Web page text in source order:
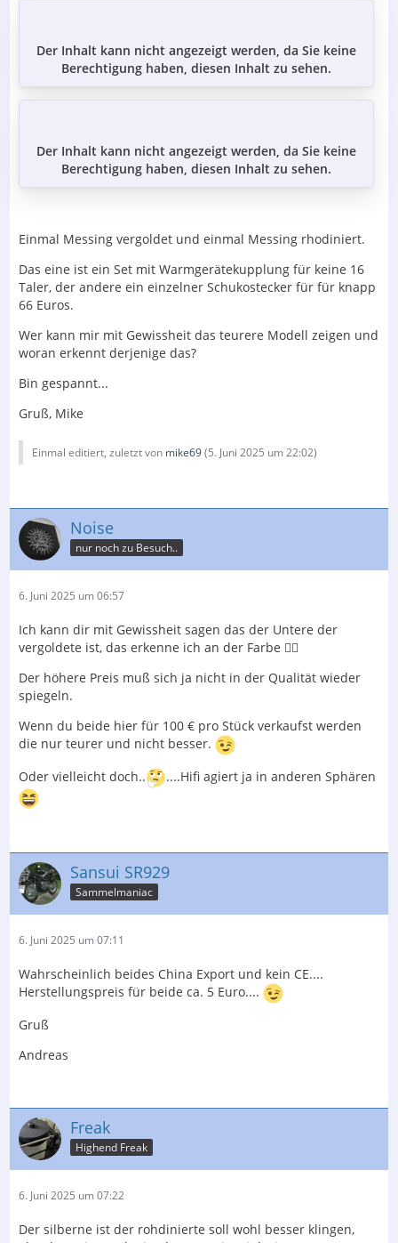
Der Inhalt kann nicht angezeigt werden, da Sie keine
Berechtigung haben, diesen Inhalt zu sehen.
Der Inhalt kann nicht angezeigt werden, da Sie keine
Berechtigung haben, diesen Inhalt zu sehen.
Einmal Messing vergoldet und einmal Messing rhodiniert.
Das eine ist ein Set mit Warmgerätekupplung für keine 16
Taler, der andere ein einzelner Schukostecker für für knapp
66 Euros.
Wer kann mir mit Gewissheit das teurere Modell zeigen und
woran erkennt derjenige das?
Bin gespannt...
Gruß, Mike
Einmal editiert, zuletzt von mike69(5. Juni 2025 um 22:02)
Noise
nur noch zu Besuch..
6. Juni 2025 um 06:57
Ich kann dir mit Gewissheit sagen das der Untere der
vergoldete ist, das erkenne ich an der Farbe ☝🏻
Der höhere Preis muß sich ja nicht in der Qualität wieder
spiegeln.
Wenn du beide hier für 100 € pro Stück verkaufst werden
die nur teurer und nicht besser.
Oder vielleicht doch..
....Hifi agiert ja in anderen Sphären
Sansui SR929
Sammelmaniac
6. Juni 2025 um 07:11
Wahrscheinlich beides China Export und kein CE....
Herstellungspreis für beide ca. 5 Euro....
Gruß
Andreas
Freak
Highend Freak
6. Juni 2025 um 07:22
Der silberne ist der rohdinierte soll wohl besser klingen,